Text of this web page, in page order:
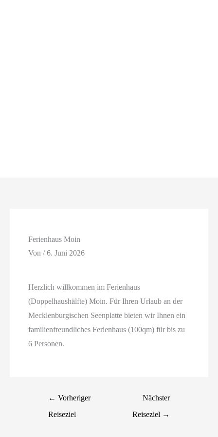
Ferienhaus Moin
Von/6. Juni 2026
Herzlich willkommen im Ferienhaus
(Doppelhaushälfte) Moin. Für Ihren Urlaub an der
Mecklenburgischen Seenplatte bieten wir Ihnen ein
familienfreundliches Ferienhaus (100qm) für bis zu
6 Personen.
← Vorheriger
Reiseziel
Nächster
Reiseziel →